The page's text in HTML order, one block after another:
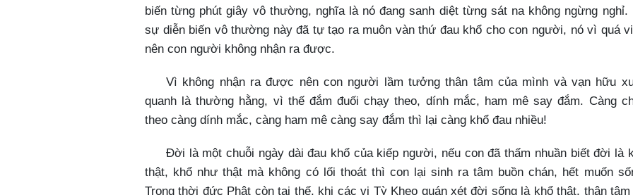
biến từng phút giây vô thường, nghĩa là nó đang sanh diệt từng sát na không ngừng nghỉ.
sự diễn biến vô thường này đã tự tạo ra muôn vàn thứ đau khổ cho con người, nó vì quá
nên con người không nhận ra được.
Vì không nhận ra được nên con người lầm tưởng thân tâm của mình và vạn hữu
quanh là thường hằng, vì thế đắm đuối chạy theo, dính mắc, ham mê say đắm. Càng
theo càng dính mắc, càng ham mê càng say đắm thì lại càng khổ đau nhiều!
Đời là một chuỗi ngày dài đau khổ của kiếp người, nếu con đã thấm nhuần biết đời là
thật, khổ như thật mà không có lối thoát thì con lại sinh ra tâm buồn chán, hết muốn
Trong thời đức Phật còn tại thế, khi các vị Tỳ Kheo quán xét đời sống là khổ thật, thân